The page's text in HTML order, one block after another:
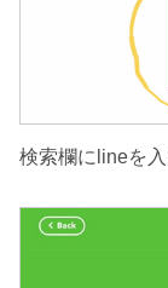
検索欄にlineを